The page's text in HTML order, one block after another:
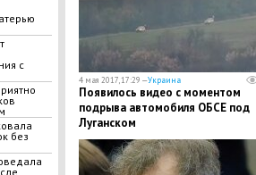
с
без
4 мая 2017, 17:29 —Украина
Появилось видео с моментом
подрыва автомобиля ОБСЕ под
Луганском